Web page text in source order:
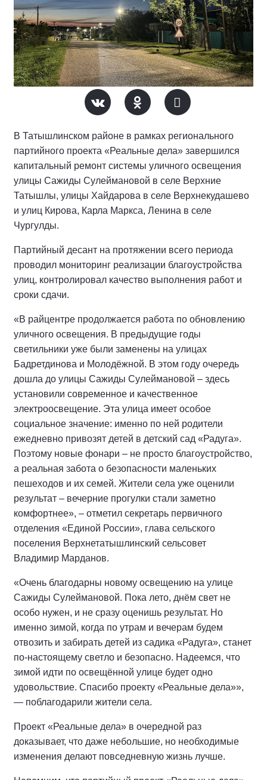
В Татышлинском районе в рамках регионального
партийного проекта «Реальные дела» завершился
капитальный ремонт системы уличного освещения
улицы Сажиды Сулеймановой в селе Верхние
Татышлы, улицы Хайдарова в селе Верхнекудашево
и улиц Кирова, Карла Маркса, Ленина в селе
Чургулды.
Партийный десант на протяжении всего периода
проводил мониторинг реализации благоустройства
улиц, контролировал качество выполнения работ и
сроки сдачи.
«В райцентре продолжается работа по обновлению
уличного освещения. В предыдущие годы
светильники уже были заменены на улицах
Бадретдинова и Молодёжной. В этом году очередь
дошла до улицы Сажиды Сулеймановой – здесь
установили современное и качественное
электроосвещение. Эта улица имеет особое
социальное значение: именно по ней родители
ежедневно привозят детей в детский сад «Радуга».
Поэтому новые фонари – не просто благоустройство,
а реальная забота о безопасности маленьких
пешеходов и их семей. Жители села уже оценили
результат – вечерние прогулки стали заметно
комфортнее», – отметил секретарь первичного
отделения «Единой России», глава сельского
поселения Верхнетатышлинский сельсовет
Владимир Марданов.
«Очень благодарны новому освещению на улице
Сажиды Сулеймановой. Пока лето, днём свет не
особо нужен, и не сразу оценишь результат. Но
именно зимой, когда по утрам и вечерам будем
отвозить и забирать детей из садика «Радуга», станет
по-настоящему светло и безопасно. Надеемся, что
зимой идти по освещённой улице будет одно
удовольствие. Спасибо проекту «Реальные дела»»,
— поблагодарили жители села.
Проект «Реальные дела» в очередной раз
доказывает, что даже небольшие, но необходимые
изменения делают повседневную жизнь лучше.